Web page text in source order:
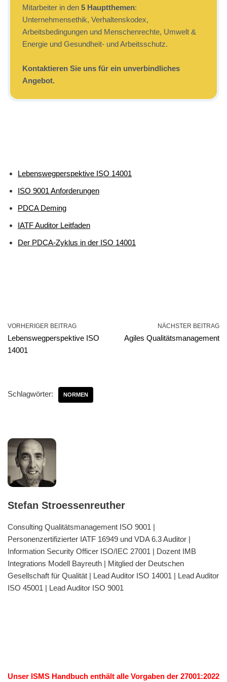
Mitarbeiter in den 5 Hauptthemen:
Unternehmensethik, Verhaltenskodex,
Arbeitsbedingungen und Menschenrechte, Umwelt &
Energie und Gesundheit- und Arbeitsschutz.
Kontaktieren Sie uns für ein unverbindliches
Angebot.
Lebenswegperspektive ISO 14001
ISO 9001 Anforderungen
PDCA Deming
IATF Auditor Leitfaden
Der PDCA-Zyklus in der ISO 14001
VORHERIGER BEITRAG
Lebenswegperspektive ISO
14001
NÄCHSTER BEITRAG
Agiles Qualitätsmanagement
Schlagwörter: NORMEN
Stefan Stroessenreuther
Consulting Qualitätsmanagement ISO 9001 |
Personenzertifizierter IATF 16949 und VDA 6.3 Auditor |
Information Security Officer ISO/IEC 27001 | Dozent IMB
Integrations Modell Bayreuth | Mitglied der Deutschen
Gesellschaft für Qualität | Lead Auditor ISO 14001 | Lead Auditor
ISO 45001 | Lead Auditor ISO 9001
Unser ISMS Handbuch enthält alle Vorgaben der 27001:2022